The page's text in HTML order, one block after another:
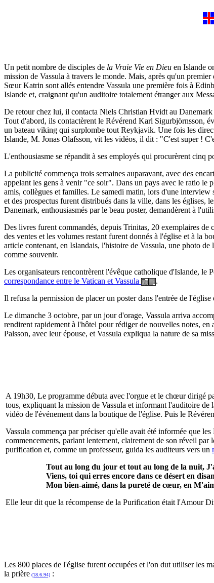
Un petit nombre de disciples de la Vraie Vie en Dieu en Islande
mission de Vassula à travers le monde. Mais, après qu'un
Sœur Katrin sont allés entendre Vassula une première fois à
Islande et, craignant qu'un auditoire totalement étranger aux
De retour chez lui, il contacta Niels Christian Hvidt au
Tout d'abord, ils contactèrent le Révérend Karl Sigurbjörnsson,
un bateau viking qui surplombe tout Reykjavik. Une fois les
Islande, M. Jonas Olafsson, vit les vidéos, il dit : "C'est super !
L'enthousiasme se répandit à ses employés qui procurèrent cinq
La publicité commença trois semaines auparavant, avec des
appelant les gens à venir "ce soir". Dans un pays avec le ratio le
amis, collègues et familles. Le samedi matin, lors d'une
et des prospectus furent distribués dans la ville, dans les églises,
Danemark, enthousiasmés par le beau poster, demandèrent à
Des livres furent commandés, depuis Trinitas, 20 exemplaires
des ventes et les volumes restant furent donnés à l'église et à la
article contenant, en Islandais, l'histoire de Vassula, une photo
comme souvenir.
Les organisateurs rencontrèrent l'évêque catholique d'Islande, le
correspondance entre le Vatican et Vassula
.
Il refusa la permission de placer un poster dans l'entrée de
Le dimanche 3 octobre, par un jour d'orage, Vassula arriva
rendirent rapidement à l'hôtel pour rédiger de nouvelles notes,
Palsson, avec leur épouse, et Vassula expliqua la nature de sa
A 19h30, Le programme débuta avec l'orgue et le chœur dirigé
tous, expliquant la mission de Vassula et informant l'auditoire
vidéo de l'événement dans la boutique de l'église. Puis le
Vassula commença par préciser qu'elle avait été informée que
commencements, parlant lentement, clairement de son réveil
purification et, comme un professeur, guida les auditeurs vers un
Tout au long du jour et tout au long de la nuit,
Viens, toi qui erres encore dans ce désert en
Mon bien-aimé, dans la pureté de cœur, en
Elle leur dit que la récompense de la Purification était l'Amour
Les 800 places de l'église furent occupées et l'on dut utiliser les
la prière (18.6.94) :